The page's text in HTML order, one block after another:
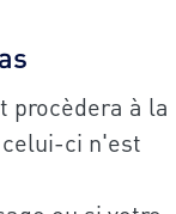
procèdera à la
ci n'est